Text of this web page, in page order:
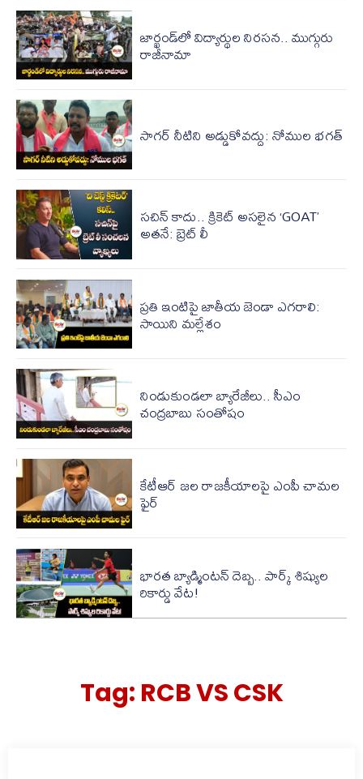
జార్ఖండ్‌లో విద్యార్థుల నిరసన.. ముగ్గురు
రాజీనామా
సాగర్ నీటిని అడ్డుకోవద్దు: నోముల భగత్
సచిన్ కాదు.. క్రికెట్ అసలైన ‘GOAT’
అతనే: బ్రెట్ లీ
ప్రతి ఇంటిపై జాతీయ జెండా ఎగరాలి:
సాయిని మల్లేశం
నిండుకుండలా బ్యారేజీలు.. సీఎం
చంద్రబాబు సంతోషం
కేటీఆర్ జల రాజకీయాలపై ఎంపీ చామల
ఫైర్
భారత బ్యాడ్మింటన్ దెబ్బ.. పార్క్ శిష్యుల
రికార్డు వేట!
Tag: RCB VS CSK